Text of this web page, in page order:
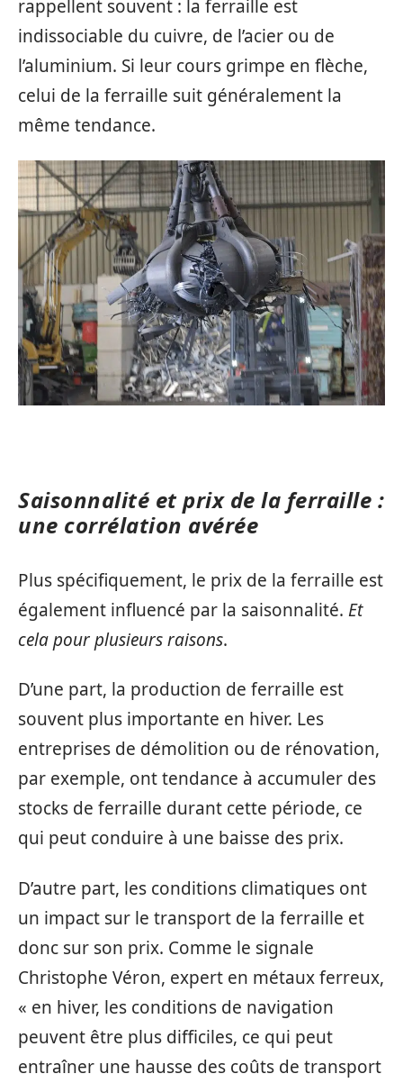
rappellent souvent : la ferraille est
indissociable du cuivre, de l’acier ou de
l’aluminium. Si leur cours grimpe en flèche,
celui de la ferraille suit généralement la
même tendance.
Saisonnalité et prix de la ferraille :
une corrélation avérée
Plus spécifiquement, le prix de la ferraille est
également influencé par la saisonnalité. Et
cela pour plusieurs raisons.
D’une part, la production de ferraille est
souvent plus importante en hiver. Les
entreprises de démolition ou de rénovation,
par exemple, ont tendance à accumuler des
stocks de ferraille durant cette période, ce
qui peut conduire à une baisse des prix.
D’autre part, les conditions climatiques ont
un impact sur le transport de la ferraille et
donc sur son prix. Comme le signale
Christophe Véron, expert en métaux ferreux,
« en hiver, les conditions de navigation
peuvent être plus difficiles, ce qui peut
entraîner une hausse des coûts de transport